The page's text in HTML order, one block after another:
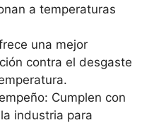
a temperaturas
una mejor
contra el desgaste
Cumplen con
industria para